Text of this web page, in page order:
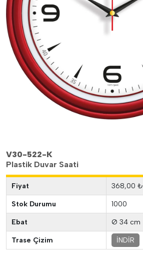
V30-522-K
Plastik Duvar Saati
Fiyat 368,00 ₺
Stok Durumu 1000
Ebat Ø 34 cm
Trase Çizim İNDİR